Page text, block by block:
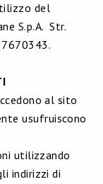
del
S.p.A. Str.
al sito
usufruiscono
utilizzando
indirizzi di